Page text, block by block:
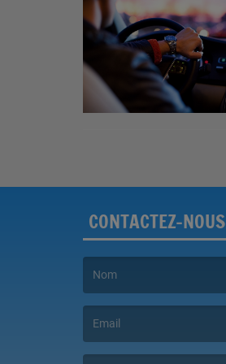
CONTACTEZ-NOUS